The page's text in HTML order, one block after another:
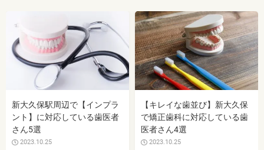
新大久保駅周辺で【インプラ
ント】に対応している歯医者
さん5選
2023.10.25
【キレイな歯並び】新大久保
で矯正歯科に対応している歯
医者さん4選
2023.10.25